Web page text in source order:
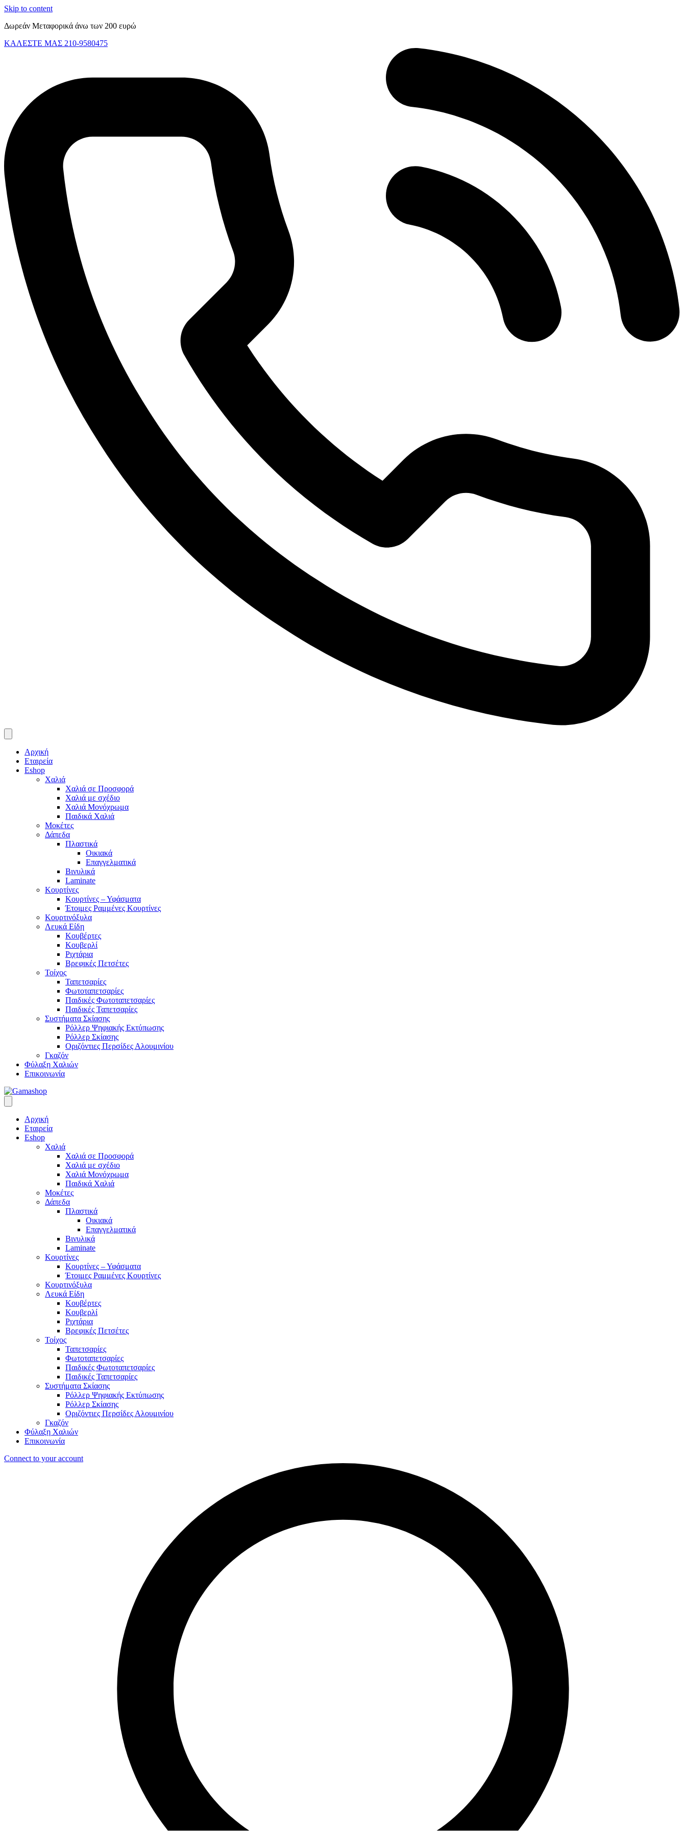
Skip to content
Δωρεάν Μεταφορικά άνω των 200 ευρώ
ΚΑΛΕΣΤΕ ΜΑΣ 210-9580475
Αρχική
Εταιρεία
Eshop
Χαλιά
Χαλιά σε Προσφορά
Χαλιά με σχέδιο
Χαλιά Μονόχρωμα
Παιδικά Χαλιά
Μοκέτες
Δάπεδα
Πλαστικά
Οικιακά
Επαγγελματικά
Βινυλικά
Laminate
Κουρτίνες
Κουρτίνες – Υφάσματα
Έτοιμες Ραμμένες Κουρτίνες
Κουρτινόξυλα
Λευκά Είδη
Κουβέρτες
Κουβερλί
Ριχτάρια
Βρεφικές Πετσέτες
Τοίχος
Ταπετσαρίες
Φωτοταπετσαρίες
Παιδικές Φωτοταπετσαρίες
Παιδικές Ταπετσαρίες
Συστήματα Σκίασης
Ρόλλερ Ψηφιακής Εκτύπωσης
Ρόλλερ Σκίασης
Οριζόντιες Περσίδες Αλουμινίου
Γκαζόν
Φύλαξη Χαλιών
Επικοινωνία
Αρχική
Εταιρεία
Eshop
Χαλιά
Χαλιά σε Προσφορά
Χαλιά με σχέδιο
Χαλιά Μονόχρωμα
Παιδικά Χαλιά
Μοκέτες
Δάπεδα
Πλαστικά
Οικιακά
Επαγγελματικά
Βινυλικά
Laminate
Κουρτίνες
Κουρτίνες – Υφάσματα
Έτοιμες Ραμμένες Κουρτίνες
Κουρτινόξυλα
Λευκά Είδη
Κουβέρτες
Κουβερλί
Ριχτάρια
Βρεφικές Πετσέτες
Τοίχος
Ταπετσαρίες
Φωτοταπετσαρίες
Παιδικές Φωτοταπετσαρίες
Παιδικές Ταπετσαρίες
Συστήματα Σκίασης
Ρόλλερ Ψηφιακής Εκτύπωσης
Ρόλλερ Σκίασης
Οριζόντιες Περσίδες Αλουμινίου
Γκαζόν
Φύλαξη Χαλιών
Επικοινωνία
Connect to your account